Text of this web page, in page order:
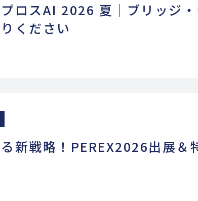
プロスAI 2026 夏｜ブリッジ
ください
新戦略！PEREX2026出展＆